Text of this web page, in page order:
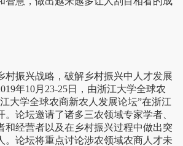
振兴战略，破解乡村振兴中人才发展
年10月23-25日，由浙江大学全球农
大学全球农商新农人发展论坛”在浙江
。论坛邀请了诸多三农领域专家学者、
和经营者以及在乡村振兴过程中做出突
。论坛将重点讨论涉农领域农商人才未